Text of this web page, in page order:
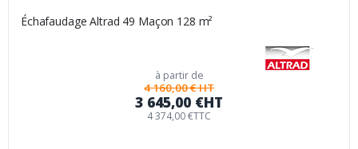
Échafaudage Altrad 49 Maçon 128 m²
à partir de
4 160,00 € HT
3 645,00 €HT
4 374,00 €TTC